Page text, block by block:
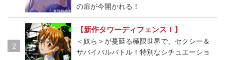
の扉が今開かれる！
2
【新作タワーディフェンス！】
＜奴ら＞が蔓延る極限世界で、セクシー＆
サバイバルバトル！特別なシチュエーショ